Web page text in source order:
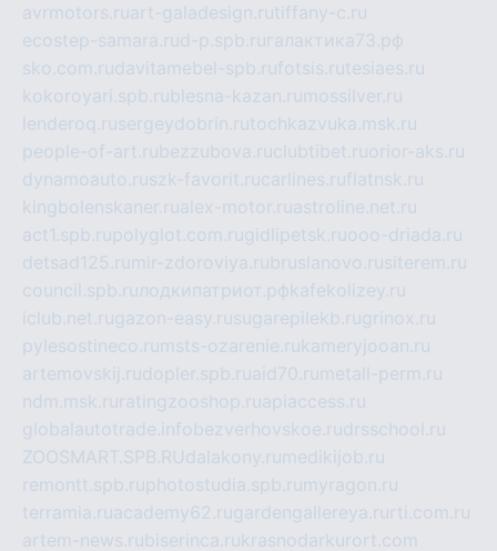
avrmotors.ruart-galadesign.rutiffany-c.ru
ecostep-samara.rud-p.spb.ru галактика73.рф
sko.com.rudavitamebel-spb.rufotsis.rutesiaes.ru
kokoroyari.spb.rublesna-kazan.ru mossilver.ru
lenderoq.rusergeydobrin.rutochkazvuka.msk.ru
people-of-art.rubezzubova.ruclubtibet.ruorior-aks.ru
dynamoauto.ruszk-favorit.rucarlines.ruflatnsk.ru
kingbolenskaner.rualex-motor.ruastroline.net.ru
act1.spb.rupolyglot.com.rugidlipetsk.ruooo-driada.ru
detsad125.ru mir-zdoroviya.rubruslanovo.rusiterem.ru
council.spb.ruлодкипатриот.рфkafekolizey.ru
iclub.net.rugazon-easy.rusugarepilekb.rugrinox.ru
pylesostineco.ru msts-ozarenie.rukameryjooan.ru
artemovskij.rudopler.spb.ruaid70.ru metall-perm.ru
ndm.msk.ru ratingzooshop.ruapiaccess.ru
globalautotrade.info bezverhovskoe.rudrsschool.ru
ZOOSMART.SPB.RUdalakony.ru medikijob.ru
remontt.spb.ruphotostudia.spb.ru myragon.ru
terramia.ruacademy62.rugardengallereya.ru rti.com.ru
artem-news.rubiserinca.rukrasnodarkurort.com